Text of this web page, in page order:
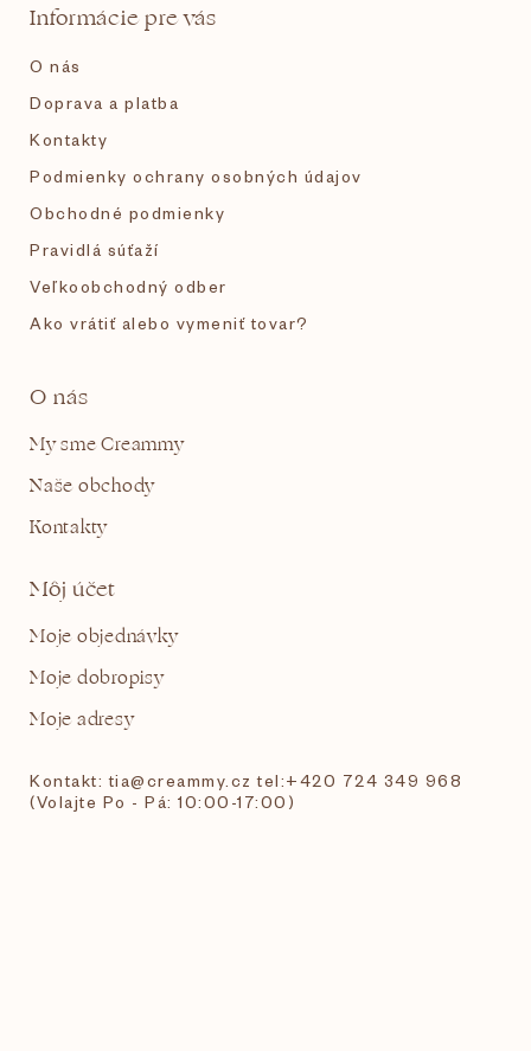
Informácie pre vás
O nás
Doprava a platba
Kontakty
Podmienky ochrany osobných údajov
Obchodné podmienky
Pravidlá súťaží
Veľkoobchodný odber
Ako vrátiť alebo vymeniť tovar?
O nás
My sme Creammy
Naše obchody
Kontakty
Môj účet
Moje objednávky
Moje dobropisy
Moje adresy
Kontakt: tia@creammy.cz tel:+420 724 349 968
(Volajte Po - Pá: 10:00-17:00)